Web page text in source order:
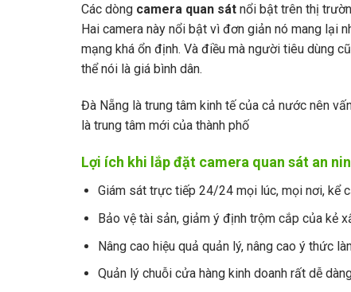
Các dòng camera quan sát nổi bật trên thị
Hai camera này nổi bật vì đơn giản nó mang lại
mạng khá ổn định. Và điều mà người tiêu dùng
thể nói là giá bình dân.
Đà Nẵng là trung tâm kinh tế của cả nước nên
là trung tâm mới của thành phố
Lợi ích khi lắp đặt camera quan sát an
Giám sát trực tiếp 24/24 mọi lúc, mọi nơi, kể
Bảo vệ tài sản, giảm ý định trộm cắp của kẻ
Nâng cao hiệu quả quản lý, nâng cao ý thức
Quản lý chuỗi cửa hàng kinh doanh rất dễ